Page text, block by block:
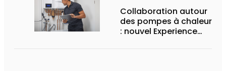
Collaboration autour
des pompes à chaleur
: nouvel Experience